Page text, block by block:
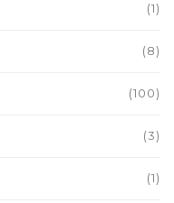
(1)
(8)
(100)
(3)
(1)